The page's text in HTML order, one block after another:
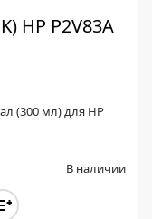
HP P2V83A
(300 мл) для HP
В наличии